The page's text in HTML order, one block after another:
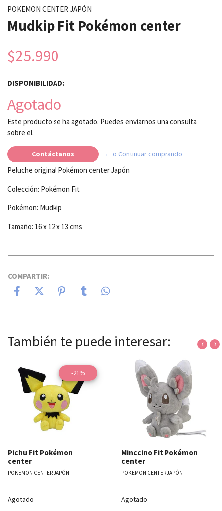
POKEMON CENTER JAPÓN
Mudkip Fit Pokémon center
$25.990
DISPONIBILIDAD:
Agotado
Este producto se ha agotado. Puedes enviarnos una consulta
sobre el.
Contáctanos ← o Continuar comprando
Peluche original Pokémon center Japón
Colección: Pokémon Fit
Pokémon: Mudkip
Tamaño: 16 x 12 x 13 cms
COMPARTIR:
También te puede interesar:
-21%
Pichu Fit Pokémon
center
POKEMON CENTER JAPÓN
Agotado
Minccino Fit Pokémon
center
POKEMON CENTER JAPÓN
Agotado
‹ ›